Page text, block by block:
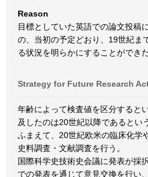
Reason
目標としていた英語での論文投稿
の、当初の予定どおり、19世紀ま
る状況を明らかにすることができた
Strategy for Future Research
年齢によって検査値を区分すると
及したのは20世紀以降であるとい
ふまえて、20世紀欧米の臨床化学
史料調査・文献調査を行う。
国際科学史技術史会議に発表が採
での発表を通じて意見交換を行い